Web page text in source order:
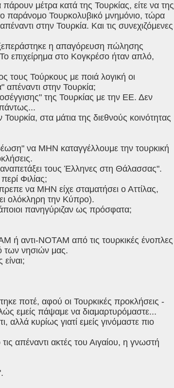
μέτρα κατά της Τουρκίας, είτε να της
παράνομο Τουρκολυβικό μνημόνιο, τώρα
στην Τουρκία. Και τις συνεχιζόμενες
η απαγόρευση πώλησης
επιχείρημα στο Κογκρέσο ήταν απλό,
τους Τούρκους με ποιά λογική οι
απέναντι στην Τουρκία;
της Τουρκίας με την ΕΕ. Δεν
στα μάτια της διεθνούς κοινότητας
να ΜΗΝ καταγγέλλουμε την τουρκική
τους Έλληνες στη Θάλασσας".
Φιλίας;
να ΜΗΝ είχε σταματήσει ο Αττίλας,
ολόκληρη την Κύπρο).
πανηγύριζαν ως πρόσφατα;
ή αντι-ΝΟΤΑΜ από τις τουρκικές ένοπλες
των νησιών μας.
ποτέ, αφού οι Τουρκικές προκλήσεις -
εμείς πάψαμε να διαμαρτυρόμαστε...
αλλά κυρίως γιατί εμείς γινόμαστε πιο
απέναντι ακτές του Αιγαίου, η γνωστή